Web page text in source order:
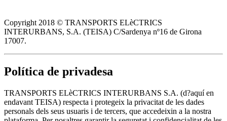
Copyright 2018 © TRANSPORTS ELèCTRICS
INTERURBANS, S.A. (TEISA) C/Sardenya nº16 de Girona
17007.
Política de privadesa
TRANSPORTS ELèCTRICS INTERURBANS S.A. (d?aquí en
endavant TEISA) respecta i protegeix la privacitat de les dades
personals dels seus usuaris i de tercers, que accedeixin a la nostra